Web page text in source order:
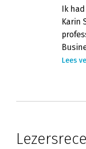
Ik
Karin
Lees